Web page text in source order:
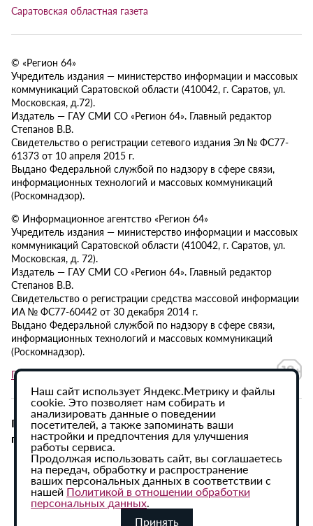
Саратовская областная газета
© «Регион 64»
Учредитель издания — министерство информации и массовых
коммуникаций Саратовской области (410042, г. Саратов, ул.
Московская, д.72).
Издатель — ГАУ СМИ СО «Регион 64». Главный редактор
Степанов В.В.
Свидетельство о регистрации сетевого издания Эл № ФС77-
61373 от 10 апреля 2015 г.
Выдано Федеральной службой по надзору в сфере связи,
информационных технологий и массовых коммуникаций
(Роскомнадзор).
© Информационное агентство «Регион 64»
Учредитель издания — министерство информации и массовых
коммуникаций Саратовской области (410042, г. Саратов, ул.
Московская, д. 72).
Издатель — ГАУ СМИ СО «Регион 64». Главный редактор
Степанов В.В.
Свидетельство о регистрации средства массовой информации
ИА № ФС77-60442 от 30 декабря 2014 г.
Выдано Федеральной службой по надзору в сфере связи,
информационных технологий и массовых коммуникаций
(Роскомнадзор).
Политика в отношении обработки персональных данных
При использовании материалов сайта активная
гиперссылка на ИА «Регион 64» обязательна.
Наш сайт использует Яндекс.Метрику и файлы
cookie. Это позволяет нам собирать и
анализировать данные о поведении
посетителей, а также запоминать ваши
настройки и предпочтения для улучшения
работы сервиса.
Продолжая использовать сайт, вы соглашаетесь
на передач, обработку и распространение
ваших персональных данных в соответствии с
нашей Политикой в отношении обработки
персональных данных.
Принять